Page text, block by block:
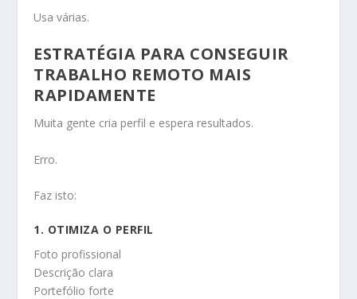
Usa várias.
ESTRATÉGIA PARA CONSEGUIR
TRABALHO REMOTO MAIS
RAPIDAMENTE
Muita gente cria perfil e espera resultados.
Erro.
Faz isto:
1. OTIMIZA O PERFIL
Foto profissional
Descrição clara
Portefólio forte